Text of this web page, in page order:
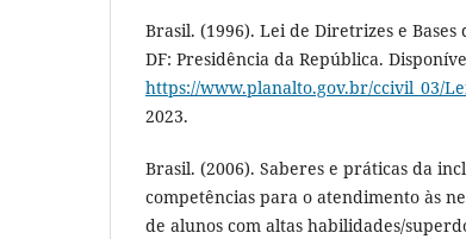
Brasil. (1996). Lei de Diretrizes e
DF: Presidência da República.
https://www.planalto.gov.br/ccivil_03/
2023.
Brasil. (2006). Saberes e práticas da
competências para o atendimento às
de alunos com altas habilidades/